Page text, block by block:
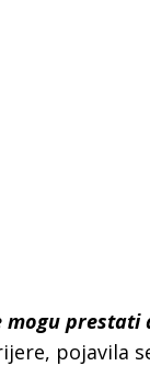
mogu prestati
pojavila